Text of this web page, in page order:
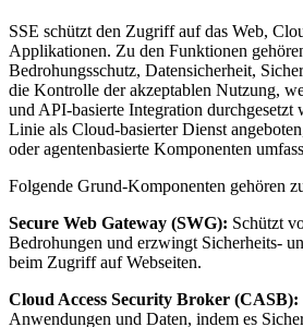
SSE schützt den Zugriff auf das Web,
Applikationen. Zu den Funktionen
Bedrohungsschutz, Datensicherheit,
die Kontrolle der akzeptablen Nutzung,
und API-basierte Integration
Linie als Cloud-basierter Dienst
oder agentenbasierte Komponenten
Folgende Grund-Komponenten gehören
Secure Web Gateway (SWG): Schützt
Bedrohungen und erzwingt Sicherheits-
beim Zugriff auf Webseiten.
Cloud Access Security Broker (CASB):
Anwendungen und Daten, indem es